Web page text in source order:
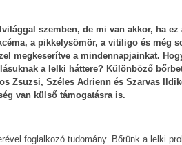
szemben, de mi van akkor, ha ez
a pikkelysömör, a vitiligo és még
megkeserítve a mindennapjainkat.
a lelki háttere? Különböző
Zsuzsi, Széles Adrienn és Szarvas
van külső támogatásra is.
foglalkozó tudomány. Bőrünk a lelki